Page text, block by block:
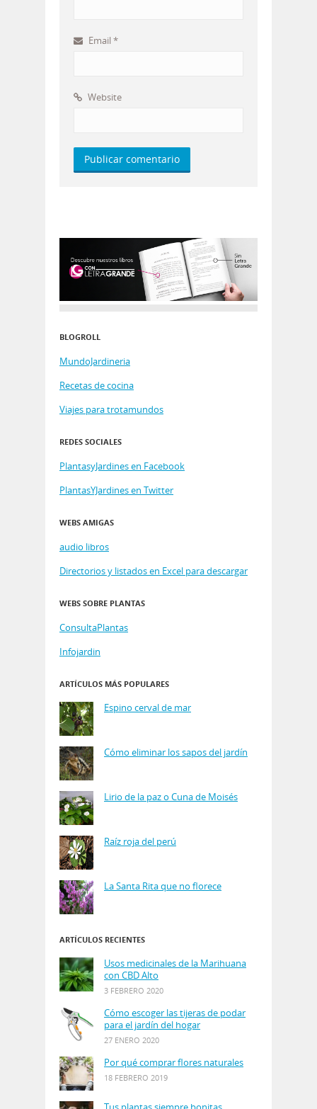
Email *
Website
BLOGROLL
MundoJardineria
Recetas de cocina
Viajes para trotamundos
REDES SOCIALES
PlantasyJardines en Facebook
PlantasYJardines en Twitter
WEBS AMIGAS
audio libros
Directorios y listados en Excel para descargar
WEBS SOBRE PLANTAS
ConsultaPlantas
Infojardin
ARTÍCULOS MÁS POPULARES
Espino cerval de mar
Cómo eliminar los sapos del jardín
Lirio de la paz o Cuna de Moisés
Raíz roja del perú
La Santa Rita que no florece
ARTÍCULOS RECIENTES
Usos medicinales de la Marihuana
con CBD Alto
3 FEBRERO 2020
Cómo escoger las tijeras de podar
para el jardín del hogar
27 ENERO 2020
Por qué comprar flores naturales
18 FEBRERO 2019